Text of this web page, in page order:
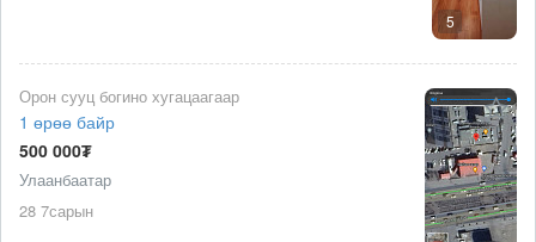
5
Орон сууц богино хугацаагаар
1 өрөө байр
500 000₮
Улаанбаатар
28 7сарын